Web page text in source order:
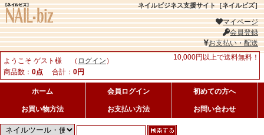
ネイルビジネス支援サイト［ネイルビズ］
マイページ
会員登録
お支払い・配送
ようこそ ゲスト様 （ ログイン ）
商品数： 0点 合計： 0円
10,000円以上で送料無料！
ホーム 会員ログイン 初めての方へ
お買い物方法 お支払い方法 お問い合わせ